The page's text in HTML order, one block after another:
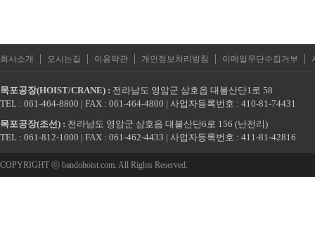
회사소개 | 오시는길 | 이용약관 | 개인정보처리방침 | 이메일무단수집거부 |
목포공장(HOIST/CRANE) : 전라남도 영암군 삼호읍 대불산단1로 58
TEL : 061-464-8800 | FAX : 061-464-4800 | 사업자등록번호 : 410-81-74431
목포공장(조선) : 전라남도 영암군 삼호읍 대불산단6로 156 (난전리)
TEL : 061-812-1000 | FAX : 061-462-4433 | 사업자등록번호 : 411-81-42816
COPYRIGHT ⓒ bandohoist.com. All Rights Reserved.